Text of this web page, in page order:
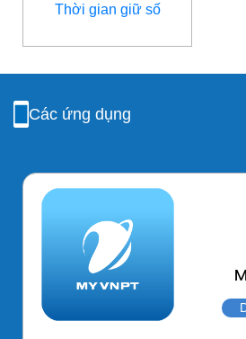
Thời gian giữ số
Các ứng dụng